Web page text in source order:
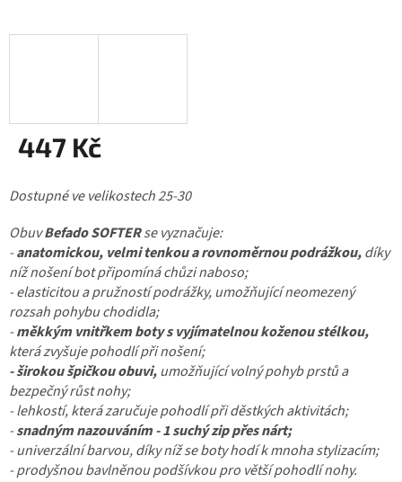
447 Kč
cena:
Dostupné ve velikostech 25-30
ObuvBefado SOFTERse vyznačuje:
-anatomickou, velmi tenkou a rovnoměrnou podrážkou,díky
níž nošení bot připomíná chůzi naboso;
- elasticitou a pružností podrážky, umožňující neomezený
rozsah pohybu chodidla;
-měkkým vnitřkem boty s vyjímatelnou koženou stélkou,
která zvyšuje pohodlí při nošení;
- širokou špičkou obuvi,umožňující volný pohyb prstů a
bezpečný růst nohy;
- lehkostí, která zaručuje pohodlí při děstkých aktivitách;
-snadným nazouváním - 1 suchý zip přes nárt;
- univerzální barvou, díky níž se boty hodí k mnoha stylizacím;
- prodyšnou bavlněnou podšívkou pro větší pohodlí nohy.